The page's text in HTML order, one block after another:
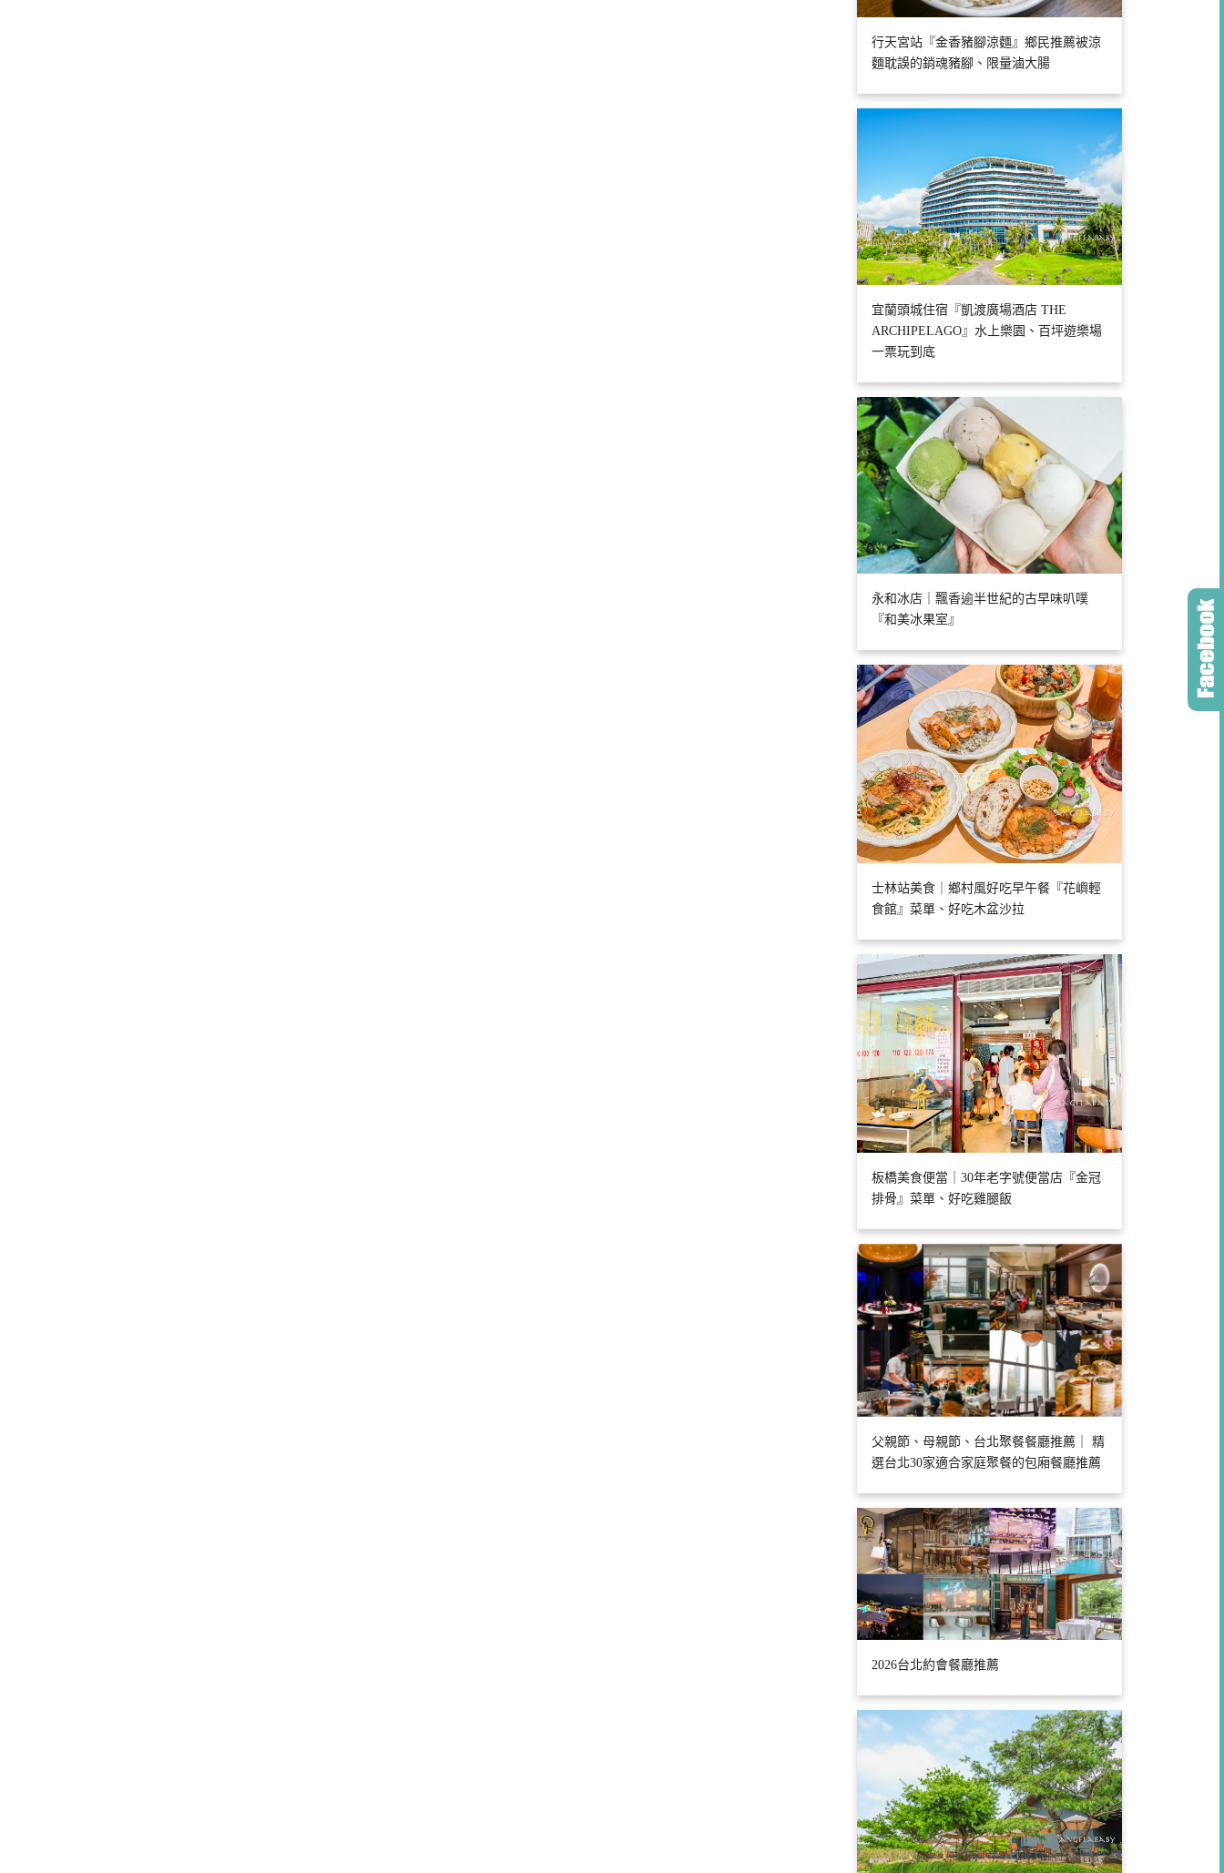
行天宮站『金香豬腳涼麵』鄉民推薦被涼
麵耽誤的銷魂豬腳、限量滷大腸
宜蘭頭城住宿『凱渡廣場酒店 THE
ARCHIPELAGO』水上樂園、百坪遊樂場
一票玩到底
永和冰店｜飄香逾半世紀的古早味叭噗
『和美冰果室』
士林站美食｜鄉村風好吃早午餐『花嶼輕
食館』菜單、好吃木盆沙拉
板橋美食便當｜30年老字號便當店『金冠
排骨』菜單、好吃雞腿飯
父親節、母親節、台北聚餐餐廳推薦｜ 精
選台北30家適合家庭聚餐的包廂餐廳推薦
2026台北約會餐廳推薦